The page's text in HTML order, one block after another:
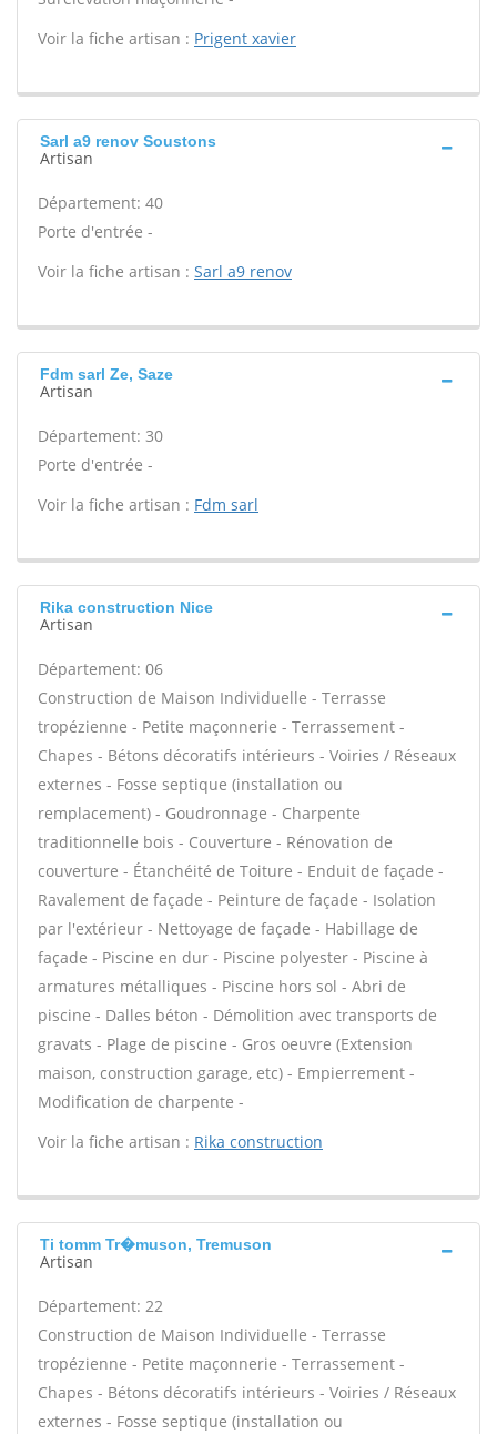
Voir la fiche artisan : Prigent xavier
Sarl a9 renov Soustons
Artisan
Département: 40
Porte d'entrée -
Voir la fiche artisan : Sarl a9 renov
Fdm sarl Ze, Saze
Artisan
Département: 30
Porte d'entrée -
Voir la fiche artisan : Fdm sarl
Rika construction Nice
Artisan
Département: 06
Construction de Maison Individuelle - Terrasse
tropézienne - Petite maçonnerie - Terrassement -
Chapes - Bétons décoratifs intérieurs - Voiries / Réseaux
externes - Fosse septique (installation ou
remplacement) - Goudronnage - Charpente
traditionnelle bois - Couverture - Rénovation de
couverture - Étanchéité de Toiture - Enduit de façade -
Ravalement de façade - Peinture de façade - Isolation
par l'extérieur - Nettoyage de façade - Habillage de
façade - Piscine en dur - Piscine polyester - Piscine à
armatures métalliques - Piscine hors sol - Abri de
piscine - Dalles béton - Démolition avec transports de
gravats - Plage de piscine - Gros oeuvre (Extension
maison, construction garage, etc) - Empierrement -
Modification de charpente -
Voir la fiche artisan : Rika construction
Ti tomm Tr�muson, Tremuson
Artisan
Département: 22
Construction de Maison Individuelle - Terrasse
tropézienne - Petite maçonnerie - Terrassement -
Chapes - Bétons décoratifs intérieurs - Voiries / Réseaux
externes - Fosse septique (installation ou